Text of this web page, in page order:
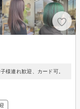
様連れ歓迎、カード可。